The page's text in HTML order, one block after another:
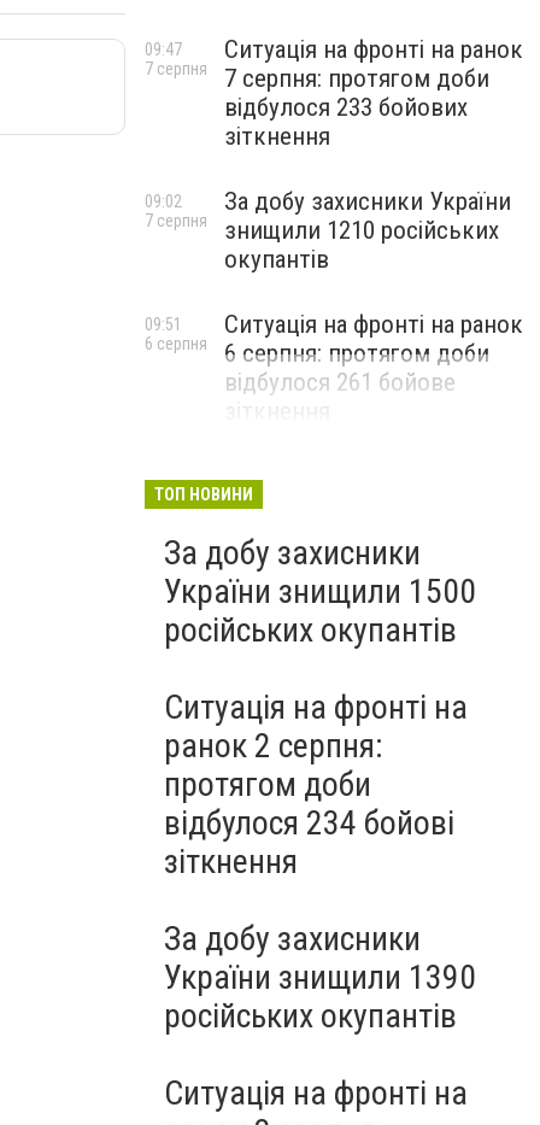
Ситуація на фронті на ранок
7 серпня: протягом доби
відбулося 233 бойових
зіткнення
09:47
7 серпня
За добу захисники України
знищили 1210 російських
окупантів
09:02
7 серпня
Ситуація на фронті на ранок
6 серпня: протягом доби
відбулося 261 бойове
09:51
6 серпня
ТОП НОВИНИ
За добу захисники
України знищили 1500
російських окупантів
Ситуація на фронті на
ранок 2 серпня:
протягом доби
відбулося 234 бойові
зіткнення
За добу захисники
України знищили 1390
російських окупантів
Ситуація на фронті на